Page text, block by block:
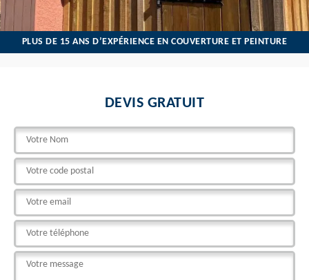
PLUS DE 15 ANS D’EXPÉRIENCE EN COUVERTURE ET PEINTURE
DEVIS GRATUIT